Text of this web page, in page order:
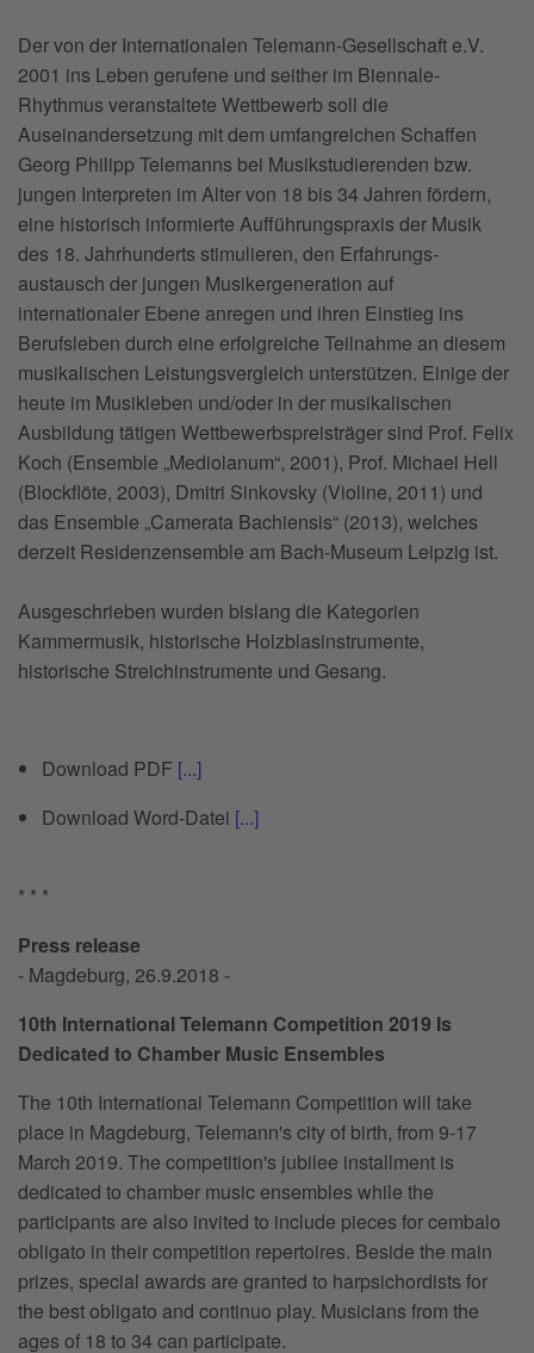
Der von der Internationalen Telemann-Gesellschaft e.V.
2001 ins Leben gerufene und seither im Biennale-
Rhythmus ver­anstaltete Wettbewerb soll die
Auseinandersetzung mit dem umfangreichen Schaffen
Georg Philipp Telemanns bei Musikstudierenden bzw.
jungen Interpreten im Alter von 18 bis 34 Jahren fördern,
eine historisch informierte Aufführungspraxis der Musik
des 18. Jahrhunderts stimulieren, den Erfahrungs­
austausch der jungen Musikergeneration auf
internationaler Ebene anregen und ihren Einstieg ins
Berufsleben durch eine erfolgreiche Teilnahme an diesem
musikalischen Leistungsvergleich unterstützen. Einige der
heute im Musikleben und/oder in der musikalischen
Ausbildung tätigen Wettbewerbspreisträger sind Prof. Felix
Koch (Ensemble „Mediolanum“, 2001), Prof. Michael Hell
(Blockflöte, 2003), Dmitri Sinkovsky (Violine, 2011) und
das Ensemble „Camerata Bachiensis“ (2013), welches
derzeit Residenzensemble am Bach-Museum Leipzig ist.
Ausgeschrieben wurden bislang die Kategorien
Kammermusik, historische Holzblasinstrumente,
historische Streichinstrumente und Gesang.
Download PDF [...]
Download Word-Datei [...]
* * *
Press release
- Magdeburg, 26.9.2018 -
10th International Telemann Competition 2019 Is
Dedicated to Chamber Music Ensembles
The 10th International Telemann Competition will take
place in Magdeburg, Telemann's city of birth, from 9-17
March 2019. The competition's jubilee installment is
dedicated to chamber music ensembles while the
participants are also invited to include pieces for cembalo
obligato in their competition repertoires. Beside the main
prizes, special awards are granted to harpsichordists for
the best obligato and continuo play. Musicians from the
ages of 18 to 34 can participate.